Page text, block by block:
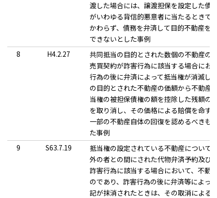
渡した場合には、譲渡担保を設定した債
がいわゆる背信的悪意者に当たるときで
かわらず、債務を弁済して目的不動産を
できないとした事例
8
H4.2.27
共同抵当の目的とされた数個の不動産の
売買契約が詐害行為に該当する場合にお
行為の後に弁済によって抵当権が消滅し
の目的とされた不動産の価額から不動産
当権の被担保債権の額を控除した残額の
を取り消し、その価格による賠償を命ず
一部の不動産自体の回復を認めるべきも
た事例
9
S63.7.19
抵当権の設定されている不動産について
外の者との間にされた代物弁済予約及び
詐害行為に該当する場合において、不動
のであり、詐害行為の後に弁済等によっ
記が抹消されたときは、その取消による